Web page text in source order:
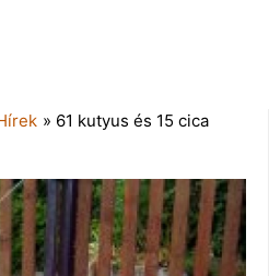
» 61 kutyus és 15 cica